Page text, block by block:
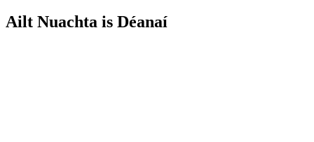
Ailt Nuachta is Déanaí